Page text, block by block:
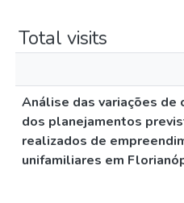
Total visits
Análise das variações de
dos planejamentos
realizados de
unifamiliares em